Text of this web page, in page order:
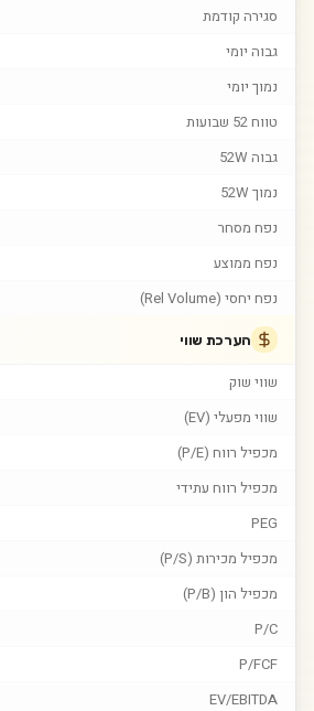
סגירה קודמת
גבוה יומי
נמוך יומי
טווח 52 שבועות
גבוה 52W
נמוך 52W
נפח מסחר
נפח ממוצע
נפח יחסי (Rel Volume)
הערכת שווי
שווי שוק
שווי מפעלי (EV)
מכפיל רווח (P/E)
מכפיל רווח עתידי
PEG
מכפיל מכירות (P/S)
מכפיל הון (P/B)
P/C
P/FCF
EV/EBITDA